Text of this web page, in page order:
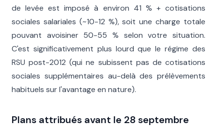
de levée est imposé à environ 41 % + cotisations
sociales salariales (~10-12 %), soit une charge totale
pouvant avoisiner 50-55 % selon votre situation.
C'est significativement plus lourd que le régime des
RSU post-2012 (qui ne subissent pas de cotisations
sociales supplémentaires au-delà des prélèvements
habituels sur l'avantage en nature).
Plans attribués avant le 28 septembre